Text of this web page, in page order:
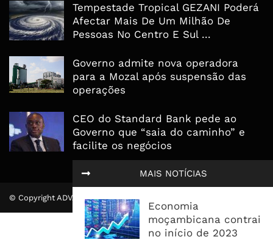
MAIS NOTÍCIAS
Economia
moçambicana contrai
no início de 2023
Tempestade Tropical GEZANI Poderá
Afectar Mais De Um Milhão De
Pessoas No Centro E Sul ...
Governo admite nova operadora
para a Mozal após suspensão das
operações
CEO do Standard Bank pede ao
Governo que “saia do caminho” e
facilite os negócios
© Copyright ADVALUE. Todos Direitos Reservados.